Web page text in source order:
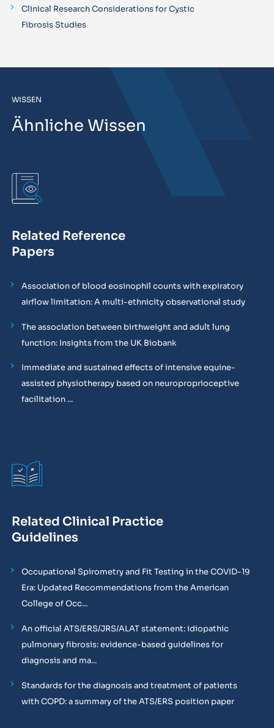
Clinical Research Considerations for Cystic
Fibrosis Studies
WISSEN
Ähnliche Wissen
Related Reference
Papers
Association of blood eosinophil counts with expiratory
airflow limitation: A multi-ethnicity observational study
The association between birthweight and adult lung
function: Insights from the UK Biobank
Immediate and sustained effects of intensive equine-
assisted physiotherapy based on neuroproprioceptive
facilitation ...
Related Clinical Practice
Guidelines
Occupational Spirometry and Fit Testing in the COVID-19
Era: Updated Recommendations from the American
College of Occ...
An official ATS/ERS/JRS/ALAT statement: idiopathic
pulmonary fibrosis: evidence-based guidelines for
diagnosis and ma...
Standards for the diagnosis and treatment of patients
with COPD: a summary of the ATS/ERS position paper